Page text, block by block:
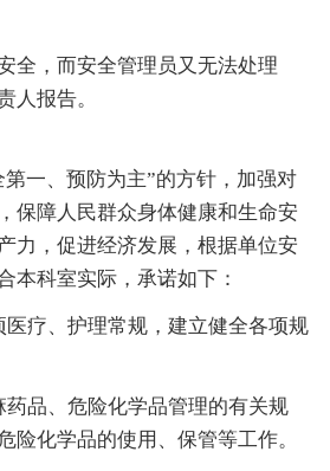
全，而安全管理员又无法处理
人报告。
第一、预防为主”的方针，加强对
保障人民群众身体健康和生命安
力，促进经济发展，根据单位安
本科室实际，承诺如下：
医疗、护理常规，建立健全各项规
药品、危险化学品管理的有关规
险化学品的使用、保管等工作。